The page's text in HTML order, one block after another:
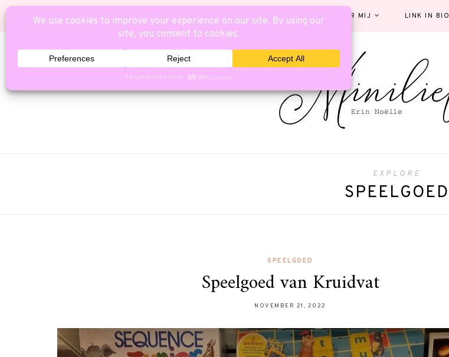
CATEGORIEËN OVER MIJ LINK IN BIO
EXPLORE
SPEELGOED
SPEELGOED
Speelgoed van Kruidvat
NOVEMBER 21, 2022